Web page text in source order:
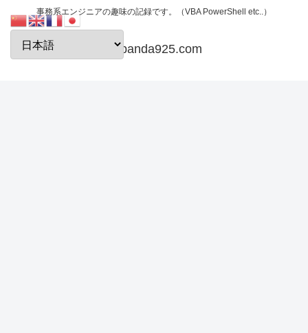
事務系エンジニアの趣味の記録です。（VBA PowerShell etc..）
papanda925.com